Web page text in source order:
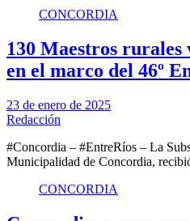
CONCORDIA
130 Maestros
en el marco del 46º
23 de enero de 2025
Redacción
#Concordia – #EntreRíos – La
Municipalidad de Concordia,
CONCORDIA